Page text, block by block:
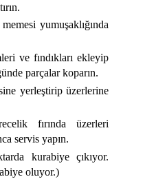
yumuşaklığında
ve fındıkları ekleyip
parçalar koparın.
yerleştirip üzerlerine
fırında üzerleri
servis yapın.
kurabiye çıkıyor.
oluyor.)